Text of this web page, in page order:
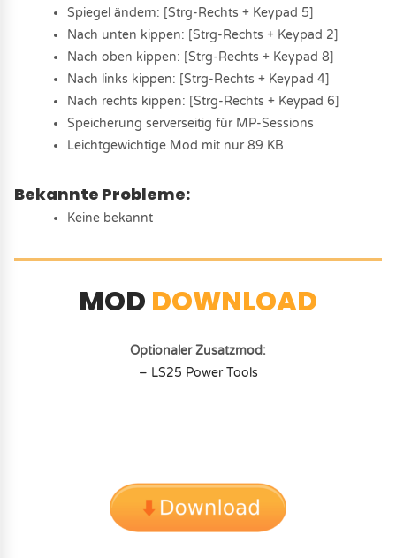
Spiegel ändern: [Strg-Rechts + Keypad 5]
Nach unten kippen: [Strg-Rechts + Keypad 2]
Nach oben kippen: [Strg-Rechts + Keypad 8]
Nach links kippen: [Strg-Rechts + Keypad 4]
Nach rechts kippen: [Strg-Rechts + Keypad 6]
Speicherung serverseitig für MP-Sessions
Leichtgewichtige Mod mit nur 89 KB
Bekannte Probleme:
Keine bekannt
MOD DOWNLOAD
Optionaler Zusatzmod:
– LS25 Power Tools